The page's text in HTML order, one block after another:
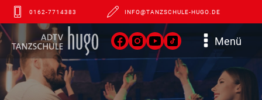
0162-7714383 INFO@TANZSCHULE-HUGO.DE
Menü